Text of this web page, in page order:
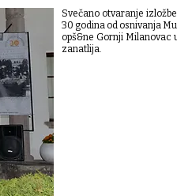
Svečano otvaranje
30 godina od osnivanja
opš&ne Gornji Milanovac
zanatlija.